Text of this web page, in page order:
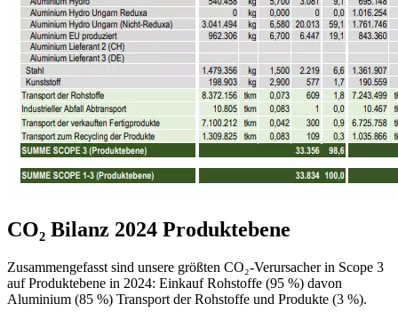
CO₂ Bilanz 2024 Produktebene
Zusammengefasst sind unsere größten CO₂-Verursacher in Scope 3
auf Produktebene in 2024: Einkauf Rohstoffe (95 %) davon
Aluminium (85 %) Transport der Rohstoffe und Produkte (3 %).